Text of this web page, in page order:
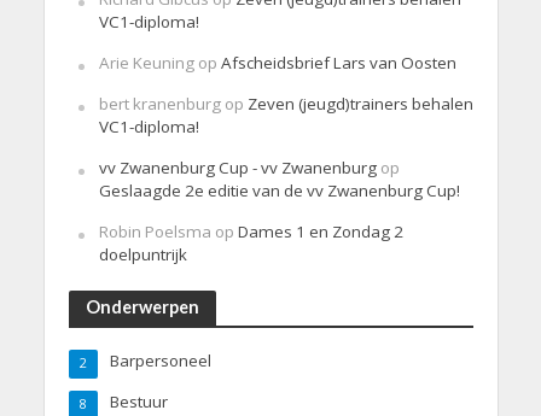
VC1-diploma!
Arie Keuningop Afscheidsbrief Lars van Oosten
bert kranenburgop Zeven (jeugd)trainers behalen
VC1-diploma!
vv Zwanenburg Cup - vv Zwanenburgop
Geslaagde 2e editie van de vv Zwanenburg Cup!
Robin Poelsma op Dames 1 en Zondag 2
doelpuntrijk
Onderwerpen
Barpersoneel
2
Bestuur
8